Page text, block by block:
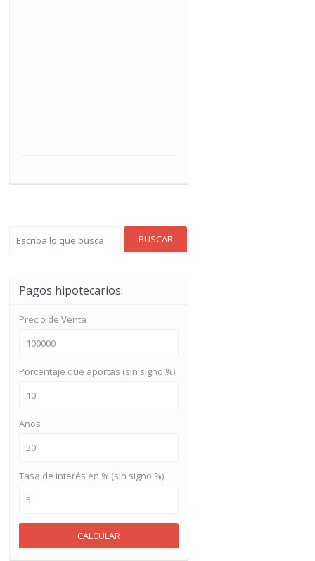
BUSCAR
Pagos hipotecarios:
Precio de Venta
Porcentaje que aportas (sin signo %)
Años
Tasa de interés en % (sin signo %)
CALCULAR